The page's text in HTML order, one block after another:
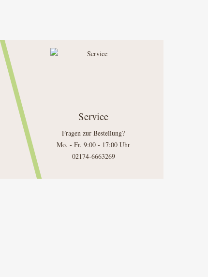
Service
Fragen zur Bestellung?
Mo. - Fr. 9:00 - 17:00 Uhr
02174-6663269